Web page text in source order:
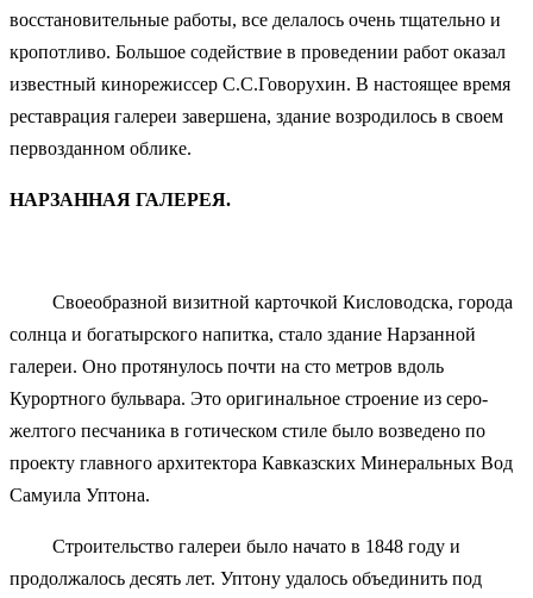
восстановительные работы, все делалось очень тщательно и
кропотливо. Большое содействие в проведении работ оказал
известный кинорежиссер С.С.Говорухин. В настоящее время
реставрация галереи завершена, здание возродилось в своем
первозданном облике.
НАРЗАННАЯ ГАЛЕРЕЯ.
Своеобразной визитной карточкой Кисловодска, города
солнца и богатырского напитка, стало здание Нарзанной
галереи. Оно протянулось почти на сто метров вдоль
Курортного бульвара. Это оригинальное строение из серо-
желтого песчаника в готическом стиле было возведено по
проекту главного архитектора Кавказских Минеральных Вод
Самуила Уптона.
Строительство галереи было начато в 1848 году и
продолжалось десять лет. Уптону удалось объединить под